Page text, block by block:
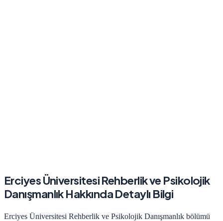
Erciyes ÜniversitesiRehberlik ve Psikolojik
DanışmanlıkHakkında Detaylı Bilgi
Erciyes Üniversitesi Rehberlik ve Psikolojik Danışmanlık bölümü